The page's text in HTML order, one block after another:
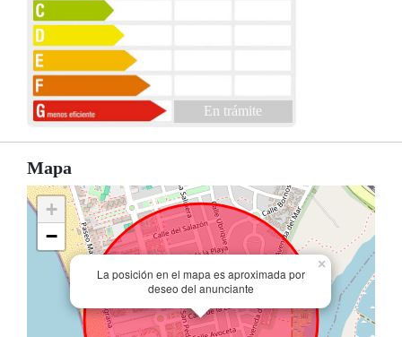
En trámite
Mapa
La posición en el mapa es aproximada por
deseo del anunciante
×
+
−